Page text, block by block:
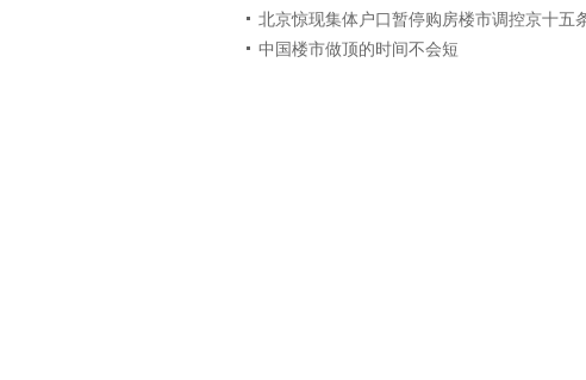
北京惊现集体户口暂停购房楼市调控京十五
中国楼市做顶的时间不会短